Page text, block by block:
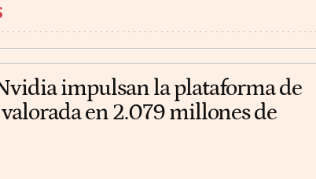
impulsan la plataforma de
en 2.079 millones de